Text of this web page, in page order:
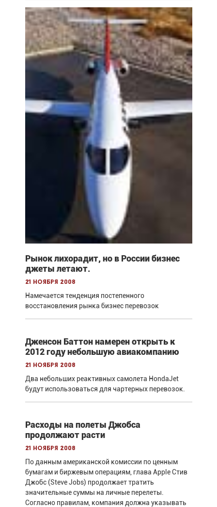
Рынок лихорадит, но в России бизнес
джеты летают.
21 ноября 2008
Намечается тенденция постепенного
восстановления рынка бизнес перевозок
Дженсон Баттон намерен открыть к
2012 году небольшую авиакомпанию
21 ноября 2008
Два небольших реактивных самолета HondaJet
будут использоваться для чартерных перевозок.
Расходы на полеты Джобса
продолжают расти
21 ноября 2008
По данным американской комиссии по ценным
бумагам и биржевым операциям, глава Apple Стив
Джобс (Steve Jobs) продолжает тратить
значительные суммы на личные перелеты.
Согласно правилам, компания должна указывать